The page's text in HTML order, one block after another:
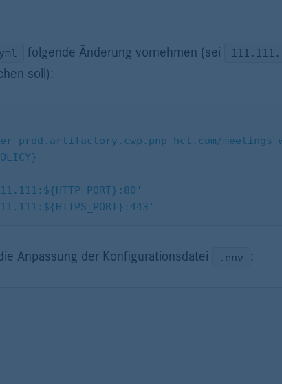
folgende Änderung vornehmen (sei
soll):
prod.artifactory.cwp.pnp-hcl.com/
Anpassung der Konfigurationsdatei .env :